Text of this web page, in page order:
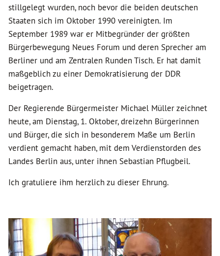
stillgelegt wurden, noch bevor die beiden deutschen
Staaten sich im Oktober 1990 vereinigten. Im
September 1989 war er Mitbegründer der größten
Bürgerbewegung Neues Forum und deren Sprecher am
Berliner und am Zentralen Runden Tisch. Er hat damit
maßgeblich zu einer Demokratisierung der DDR
beigetragen.
Der Regierende Bürgermeister Michael Müller zeichnet
heute, am Dienstag, 1. Oktober, dreizehn Bürgerinnen
und Bürger, die sich in besonderem Maße um Berlin
verdient gemacht haben, mit dem Verdienstorden des
Landes Berlin aus, unter ihnen Sebastian Pflugbeil.
Ich gratuliere ihm herzlich zu dieser Ehrung.